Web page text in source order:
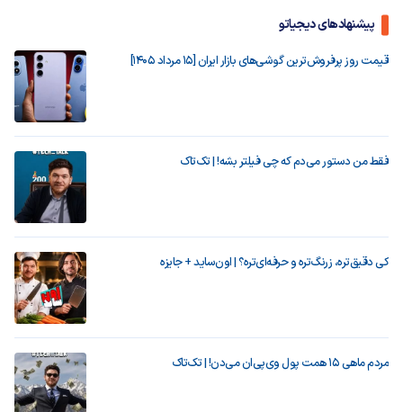
پیشنهادهای دیجیاتو
قیمت روز پرفروش‌ترین گوشی‌های بازار ایران [15 مرداد 1405]
فقط من دستور می‌دم که چی فیلتر بشه! | تک‌تاک
کی دقیق‌تره، زرنگ‌تره و حرفه‌ای‌تره؟ | اون‌ساید + جایزه
مردم ماهی ۱۵ همت پول وی‌پی‌ان می‌دن! | تک‌تاک